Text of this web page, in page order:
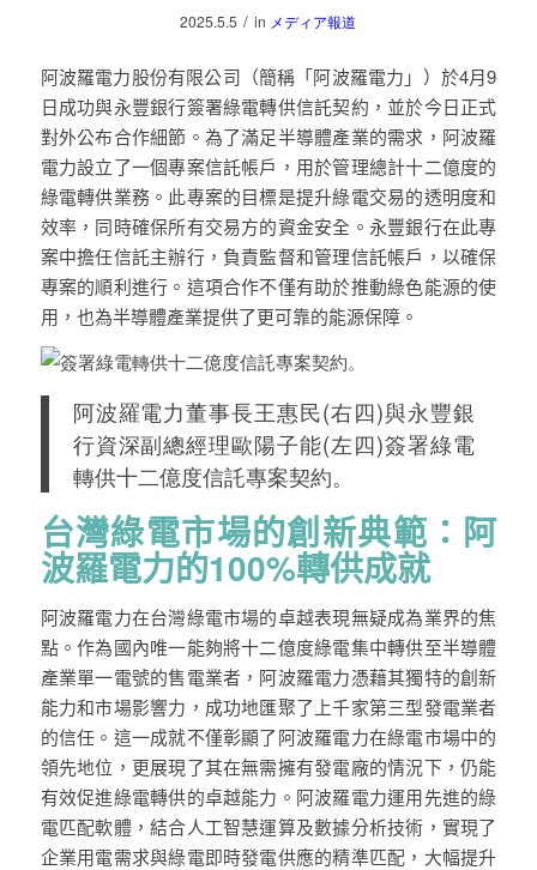
2025.5.5 / in メディア報道
阿波羅電力股份有限公司（簡稱「阿波羅電力」）於4月9
日成功與永豐銀行簽署綠電轉供信託契約，並於今日正式
對外公布合作細節。為了滿足半導體產業的需求，阿波羅
電力設立了一個專案信託帳戶，用於管理總計十二億度的
綠電轉供業務。此專案的目標是提升綠電交易的透明度和
效率，同時確保所有交易方的資金安全。永豐銀行在此專
案中擔任信託主辦行，負責監督和管理信託帳戶，以確保
專案的順利進行。這項合作不僅有助於推動綠色能源的使
用，也為半導體產業提供了更可靠的能源保障。
阿波羅電力董事長王惠民(右四)與永豐銀
行資深副總經理歐陽子能(左四)簽署綠電
轉供十二億度信託專案契約。
台灣綠電市場的創新典範：阿
波羅電力的100%轉供成就
阿波羅電力在台灣綠電市場的卓越表現無疑成為業界的焦
點。作為國內唯一能夠將十二億度綠電集中轉供至半導體
產業單一電號的售電業者，阿波羅電力憑藉其獨特的創新
能力和市場影響力，成功地匯聚了上千家第三型發電業者
的信任。這一成就不僅彰顯了阿波羅電力在綠電市場中的
領先地位，更展現了其在無需擁有發電廠的情況下，仍能
有效促進綠電轉供的卓越能力。阿波羅電力運用先進的綠
電匹配軟體，結合人工智慧運算及數據分析技術，實現了
企業用電需求與綠電即時發電供應的精準匹配，大幅提升